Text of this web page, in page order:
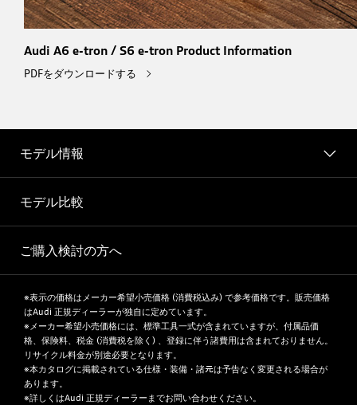
Audi A6 e-tron / S6 e-tron Product Information
PDFをダウンロードする
モデル情報
モデル比較
ご購入検討の方へ
※表示の価格はメーカー希望小売価格 (消費税込み) で参考価格です。販売価格
はAudi 正規ディーラーが独自に定めています。
※メーカー希望小売価格には、標準工具一式が含まれていますが、付属品価
格、保険料、税金 (消費税を除く) 、登録に伴う諸費用は含まれておりません。
リサイクル料金が別途必要となります。
※本カタログに掲載されている仕様・装備・諸元は予告なく変更される場合が
あります。
※詳しくはAudi 正規ディーラーまでお問い合わせください。